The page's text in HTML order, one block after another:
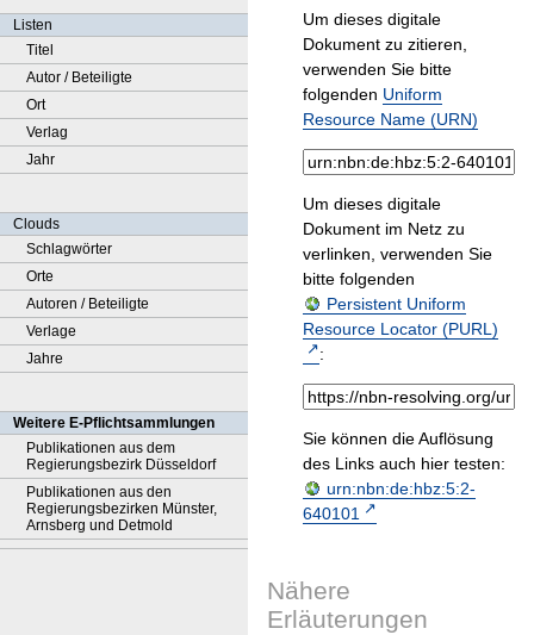
Listen
Titel
Autor / Beteiligte
Ort
Verlag
Jahr
Clouds
Schlagwörter
Orte
Autoren / Beteiligte
Verlage
Jahre
Weitere E-Pflichtsammlungen
Publikationen aus dem
Regierungsbezirk Düsseldorf
Publikationen aus den
Regierungsbezirken Münster,
Arnsberg und Detmold
Um dieses digitale
Dokument zu zitieren,
verwenden Sie bitte
folgenden Uniform
Resource Name (URN)
Um dieses digitale
Dokument im Netz zu
verlinken, verwenden Sie
bitte folgenden
Persistent Uniform
Resource Locator (PURL)
:
Sie können die Auflösung
des Links auch hier testen:
urn:nbn:de:hbz:5:2-
640101
Nähere
Erläuterungen